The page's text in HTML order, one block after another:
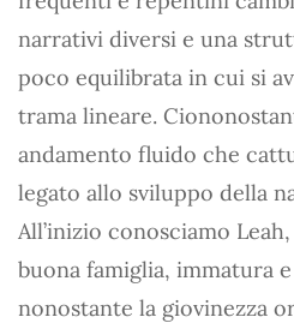
narrativi diversi e una
poco equilibrata in cui si
trama lineare.
andamento fluido che
legato allo sviluppo della
All’inizio conosciamo
buona famiglia, immatura
nonostante la giovinezza